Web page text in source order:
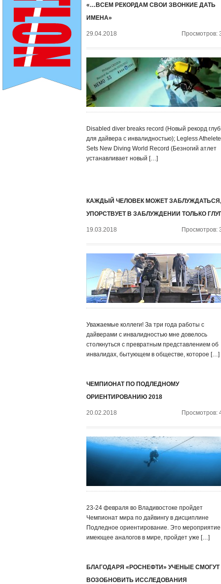
«…ВСЕМ РЕКОРДАМ СВОИ ЗВОНКИЕ ДАТЬ
ИМЕНА»
29.04.2018 Просмотров:
Disabled diver breaks record (Новый рекорд
для дайвера с инвалидностью); Legless Athelete
Sets New Diving World Record (Безногий атлет
устанавливает новый […]
КАЖДЫЙ ЧЕЛОВЕК МОЖЕТ
УПОРСТВУЕТ В ЗАБЛУЖДЕНИИ ТОЛЬКО
19.03.2018 Просмотров:
Уважаемые коллеги! За три года работы с
дайверами с инвалидностью мне довелось
столкнуться с превратным представлением об
инвалидах, бытующем в обществе, которое […]
ЧЕМПИОНАТ ПО ПОДЛЕДНОМУ
ОРИЕНТИРОВАНИЮ 2018
20.02.2018 Просмотров:
23-24 февраля во Владивостоке пройдет
Чемпионат мира по дайвингу в дисциплине
Подледное ориентирование. Это
имеющее аналогов в мире, пройдет уже […]
БЛАГОДАРЯ «РОСНЕФТИ» УЧЕНЫЕ СМОГУТ
ВОЗОБНОВИТЬ ИССЛЕДОВАНИЯ